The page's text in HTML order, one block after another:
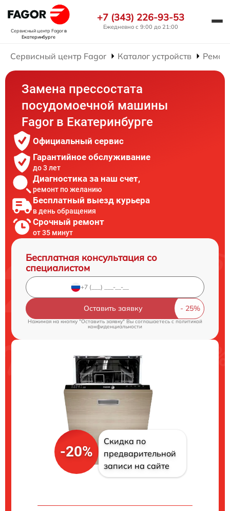
Сервисный центр Fagorв
Екатеринбурге
+7 (343) 226-93-53
Ежедневно с 9:00 до 21:00
Сервисный центр Fagor Каталог устройств
Замена прессостата
посудомоечной машины
Fagor в Екатеринбурге
Официальный сервис
Гарантийное обслуживание
до 3 лет
Диагностика за наш счет,
ремонт по желанию
Бесплатный выезд курьера
в день обращения
Срочный ремонт
от 35 минут
Бесплатная консультация со
специалистом
Оставить заявку
Нажимая на кнопку "Оставить заявку" Вы соглашаетесь cполитикой
конфиденциальности
-20%
Скидка по
предварительной
записи на сайте